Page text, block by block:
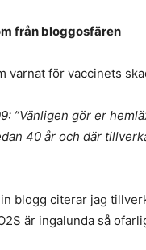
från bloggosfären
varnat för vaccinets
”Vänligen gör er
40 år och där
blogg citerar jag
är ingalunda så